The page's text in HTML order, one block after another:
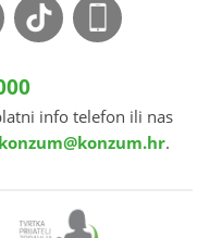
info telefon ili nas
konzum@konzum.hr.